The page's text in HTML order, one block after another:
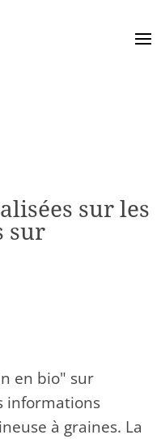
sur les
sur
en bio" sur
informations
à graines. La